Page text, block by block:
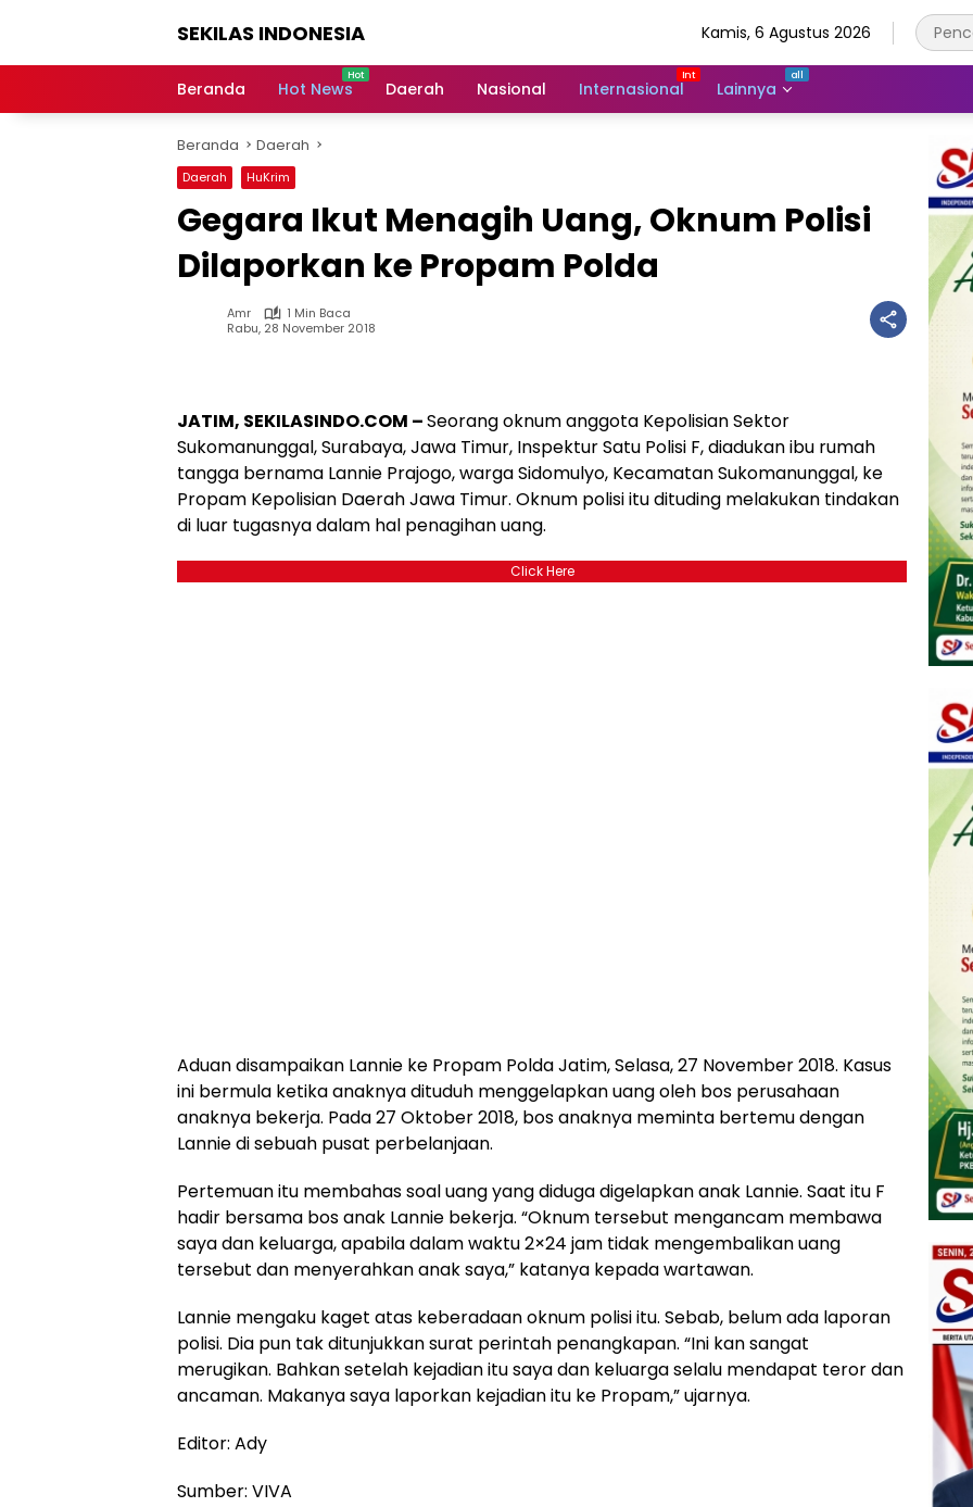
SEKILAS INDONESIA
Terkini,
Latest
World,
Headlines,
News
Today
Kamis, 6 Agustus 2026
Beranda Hot News Daerah Nasional Internasional Lainnya
Beranda Daerah
Daerah HuKrim
Gegara Ikut Menagih Uang, Oknum Polisi
Dilaporkan ke Propam Polda
Amr
1 Min Baca
Rabu, 28 November 2018
JATIM, SEKILASINDO.COM –Seorang oknum anggota Kepolisian Sektor
Sukomanunggal, Surabaya, Jawa Timur, Inspektur Satu Polisi F, diadukan ibu rumah
tangga bernama Lannie Prajogo, warga Sidomulyo, Kecamatan Sukomanunggal, ke
Propam Kepolisian Daerah Jawa Timur. Oknum polisi itu dituding melakukan tindakan
di luar tugasnya dalam hal penagihan uang.
Click Here
Aduan disampaikan Lannie ke Propam Polda Jatim, Selasa, 27 November 2018. Kasus
ini bermula ketika anaknya dituduh menggelapkan uang oleh bos perusahaan
anaknya bekerja. Pada 27 Oktober 2018, bos anaknya meminta bertemu dengan
Lannie di sebuah pusat perbelanjaan.
Pertemuan itu membahas soal uang yang diduga digelapkan anak Lannie. Saat itu F
hadir bersama bos anak Lannie bekerja. “Oknum tersebut mengancam membawa
saya dan keluarga, apabila dalam waktu 2×24 jam tidak mengembalikan uang
tersebut dan menyerahkan anak saya,” katanya kepada wartawan.
Lannie mengaku kaget atas keberadaan oknum polisi itu. Sebab, belum ada laporan
polisi. Dia pun tak ditunjukkan surat perintah penangkapan. “Ini kan sangat
merugikan. Bahkan setelah kejadian itu saya dan keluarga selalu mendapat teror dan
ancaman. Makanya saya laporkan kejadian itu ke Propam,” ujarnya.
Editor: Ady
Sumber: VIVA